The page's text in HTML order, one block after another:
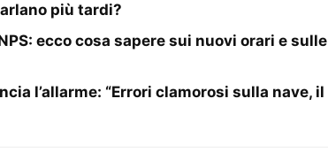
più tardi?
ecco cosa sapere sui nuovi orari e sulle
l’allarme: “Errori clamorosi sulla nave, il